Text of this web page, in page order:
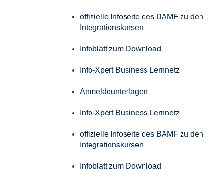
offizielle Infoseite des BAMF zu den
Integrationskursen
Infoblatt zum Download
Info-Xpert Business Lernnetz
Anmeldeunterlagen
Info-Xpert Business Lernnetz
offizielle Infoseite des BAMF zu den
Integrationskursen
Infoblatt zum Download